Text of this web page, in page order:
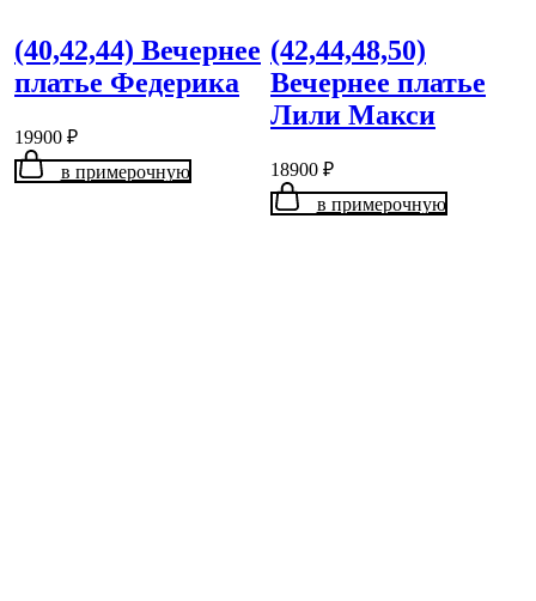
(40,42,44) Вечернее
платье Федерика
19900 ₽
в примерочную
(42,44,48,50)
Вечернее платье
Лили Макси
18900 ₽
в примерочную